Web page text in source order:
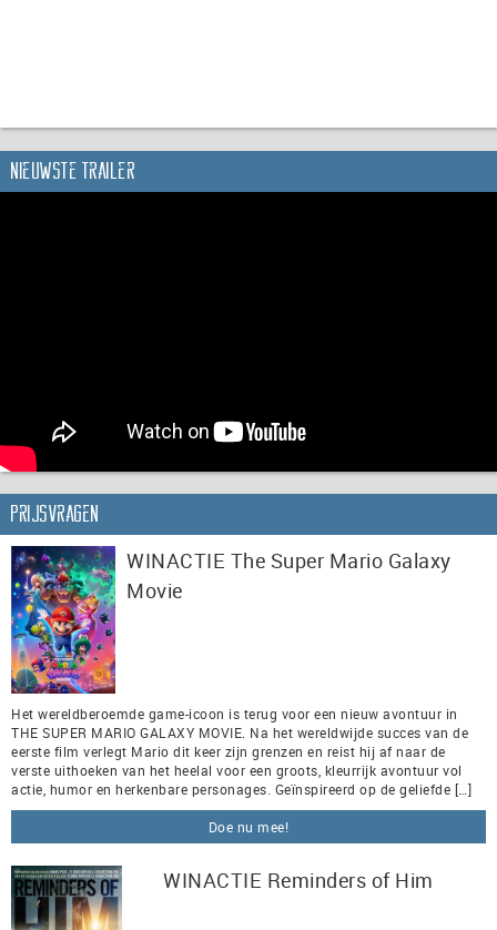
Nieuwste trailer
Prijsvragen
WINACTIE The Super Mario Galaxy
Movie
Het wereldberoemde game-icoon is terug voor een nieuw avontuur in
THE SUPER MARIO GALAXY MOVIE. Na het wereldwijde succes van de
eerste film verlegt Mario dit keer zijn grenzen en reist hij af naar de
verste uithoeken van het heelal voor een groots, kleurrijk avontuur vol
actie, humor en herkenbare personages. Geïnspireerd op de geliefde […]
Doe nu mee!
WINACTIE Reminders of Him